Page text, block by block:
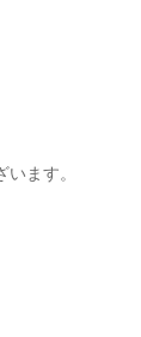
ます。